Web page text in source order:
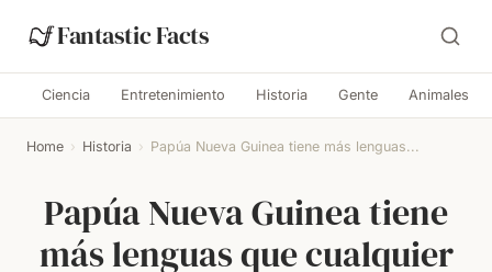
Fantastic Facts
Ciencia Entretenimiento Historia Gente Animales
Home › Historia › Papúa Nueva Guinea tiene más lenguas...
Papúa Nueva Guinea tiene
más lenguas que cualquier